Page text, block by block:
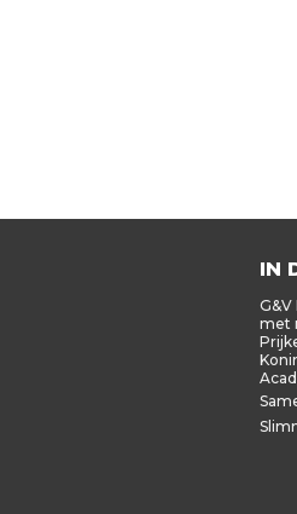
IN
met